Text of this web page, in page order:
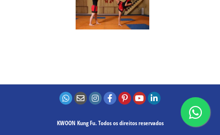
KWOON Kung Fu. Todos os direitos reservados